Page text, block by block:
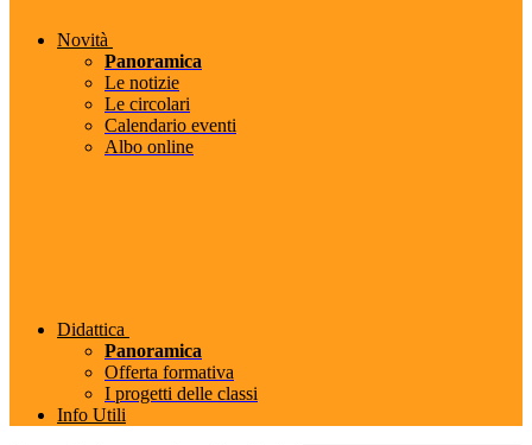
Novità
Panoramica
Le notizie
Le circolari
Calendario eventi
Albo online
Didattica
Panoramica
Offerta formativa
I progetti delle classi
Info Utili